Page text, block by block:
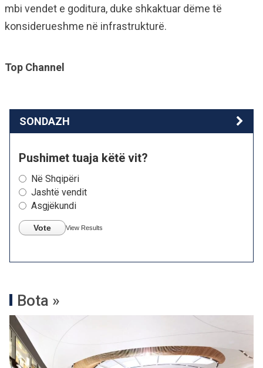
mbi vendet e goditura, duke shkaktuar dëme të
konsiderueshme në infrastrukturë.
Top Channel
SONDAZH
Pushimet tuaja këtë vit?
Në Shqipëri
Jashtë vendit
Asgjëkundi
Vote View Results
Bota »